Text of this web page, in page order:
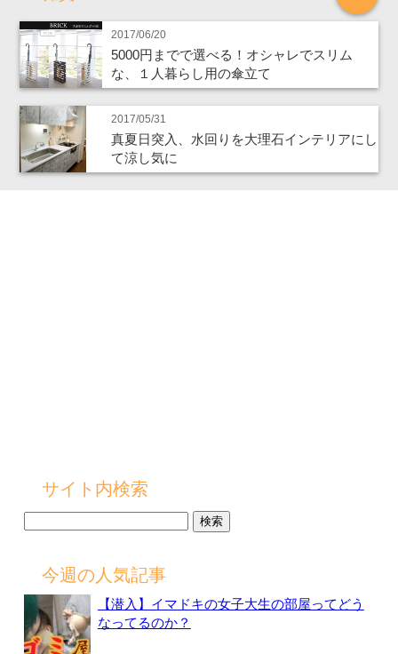
2017/06/20
5000円までで選べる！オシャレでスリム
な、１人暮らし用の傘立て
2017/05/31
真夏日突入、水回りを大理石インテリアにし
て涼し気に
サイト内検索
今週の人気記事
【潜入】イマドキの女子大生の部屋ってどう
なってるのか？